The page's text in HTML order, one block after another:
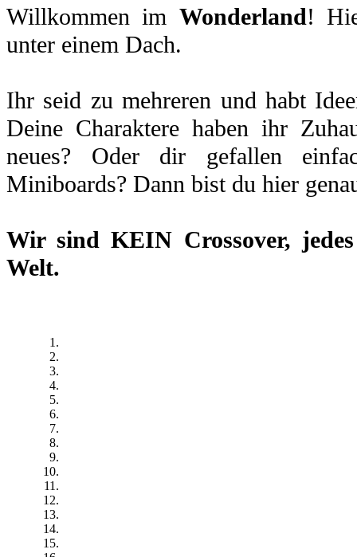
Willkommen im Wonderland!
unter einem Dach.
Ihr seid zu mehreren und habt
Deine Charaktere haben ihr
neues? Oder dir gefallen
Miniboards? Dann bist du hier
Wir sindKEIN Crossover,
Welt.